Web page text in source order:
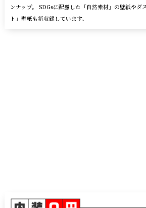
ンナップ。 SDGsに配慮した「自然素材」の壁紙やダ
ト」壁紙も新収録しています。